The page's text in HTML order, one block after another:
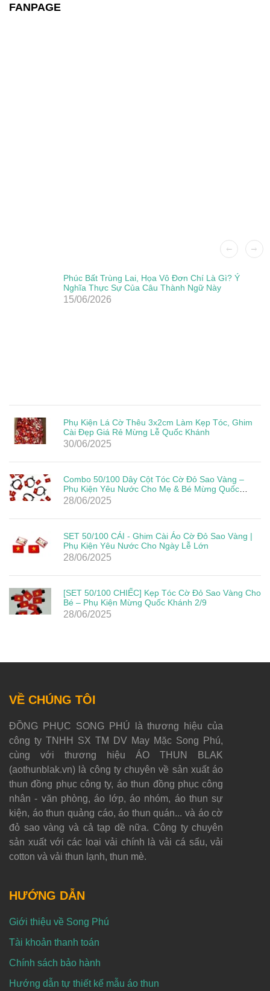
FANPAGE
Phúc Bất Trùng Lai, Họa Vô Đơn Chí Là Gì? Ý
Nghĩa Thực Sự Của Câu Thành Ngữ Này
15/06/2026
Phụ Kiện Lá Cờ Thêu 3x2cm Làm Kẹp Tóc, Ghim
Cài Đẹp Giá Rẻ Mừng Lễ Quốc Khánh
30/06/2025
Combo 50/100 Dây Cột Tóc Cờ Đỏ Sao Vàng –
Phụ Kiện Yêu Nước Cho Mẹ & Bé Mừng Quốc
Khánh 2/9
28/06/2025
SET 50/100 CÁI - Ghim Cài Áo Cờ Đỏ Sao Vàng |
Phụ Kiện Yêu Nước Cho Ngày Lễ Lớn
28/06/2025
[SET 50/100 CHIẾC] Kẹp Tóc Cờ Đỏ Sao Vàng Cho
Bé – Phụ Kiện Mừng Quốc Khánh 2/9
28/06/2025
VỀ CHÚNG TÔI
ĐỒNG PHỤC SONG PHÚ là thương hiệu của
công ty TNHH SX TM DV May Mặc Song Phú,
cùng với thương hiệu ÁO THUN BLAK
(aothunblak.vn) là công ty chuyên về sản xuất áo
thun đồng phục công ty, áo thun đồng phục công
nhân - văn phòng, áo lớp, áo nhóm, áo thun sự
kiện, áo thun quảng cáo, áo thun quán... và áo cờ
đỏ sao vàng và cả tạp dề nữa. Công ty chuyên
sản xuất với các loại vải chính là vải cá sấu, vải
cotton và vải thun lạnh, thun mè.
HƯỚNG DẪN
Giới thiệu về Song Phú
Tài khoản thanh toán
Chính sách bảo hành
Hướng dẫn tự thiết kế mẫu áo thun